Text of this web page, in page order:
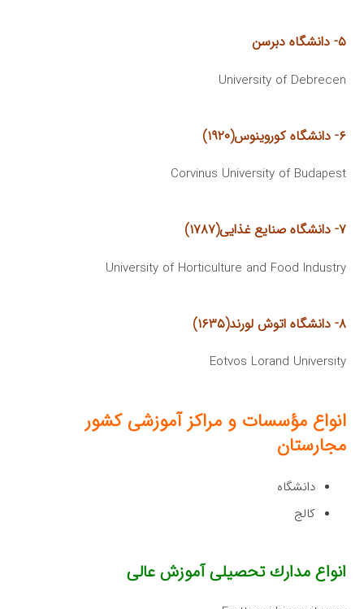
۵- دانشگاه دبرسن
University of Debrecen
۶- دانشگاه كوروینوس(۱۹۲۰)
Corvinus University of Budapest
۷- دانشگاه صنایع غذایی(۱۷۸۷)
University of Horticulture and Food Industry
۸- دانشگاه اتوش لورند(۱۶۳۵)
Eotvos Lorand University
انواع مؤسسات و مراكز آموزشی کشور
مجارستان
دانشگاه
کالج
انواع مدارك تحصیلی آموزش عالی